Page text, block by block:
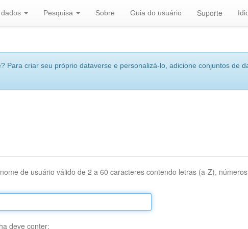
Pesquisa Sobre Guia do usuário Suporte
Para criar seu próprio dataverse e personalizá-lo, adicione conjuntos de
de usuário válido de 2 a 60 caracteres contendo letras (a-Z),
deve conter: